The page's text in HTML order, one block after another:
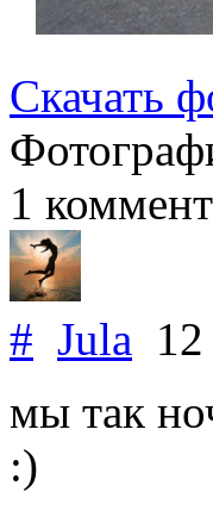
Скачать
1
# Jula
мы так
:)